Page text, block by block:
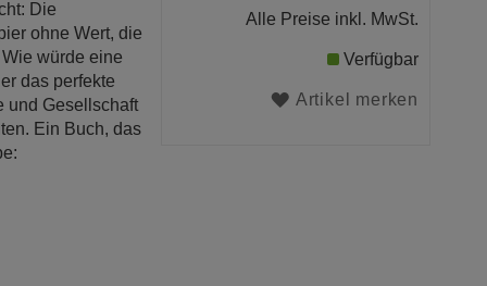
Die
ohne Wert, die
würde eine
das perfekte
und Gesellschaft
Ein Buch, das
Alle Preise inkl. MwSt.
Verfügbar
Artikel merken